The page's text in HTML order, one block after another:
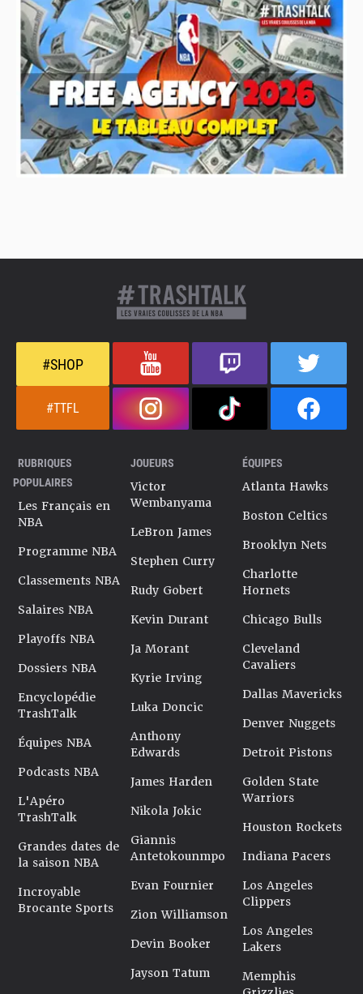
#SHOP
#TTFL
RUBRIQUES
POPULAIRES
Les Français en
NBA
Programme NBA
Classements NBA
Salaires NBA
Playoffs NBA
Dossiers NBA
Encyclopédie
TrashTalk
Équipes NBA
Podcasts NBA
L'Apéro
TrashTalk
Grandes dates de
la saison NBA
Incroyable
Brocante Sports
JOUEURS
Victor
Wembanyama
LeBron James
Stephen Curry
Rudy Gobert
Kevin Durant
Ja Morant
Kyrie Irving
Luka Doncic
Anthony
Edwards
James Harden
Nikola Jokic
Giannis
Antetokounmpo
Evan Fournier
Zion Williamson
Devin Booker
Jayson Tatum
ÉQUIPES
Atlanta Hawks
Boston Celtics
Brooklyn Nets
Charlotte
Hornets
Chicago Bulls
Cleveland
Cavaliers
Dallas Mavericks
Denver Nuggets
Detroit Pistons
Golden State
Warriors
Houston Rockets
Indiana Pacers
Los Angeles
Clippers
Los Angeles
Lakers
Memphis